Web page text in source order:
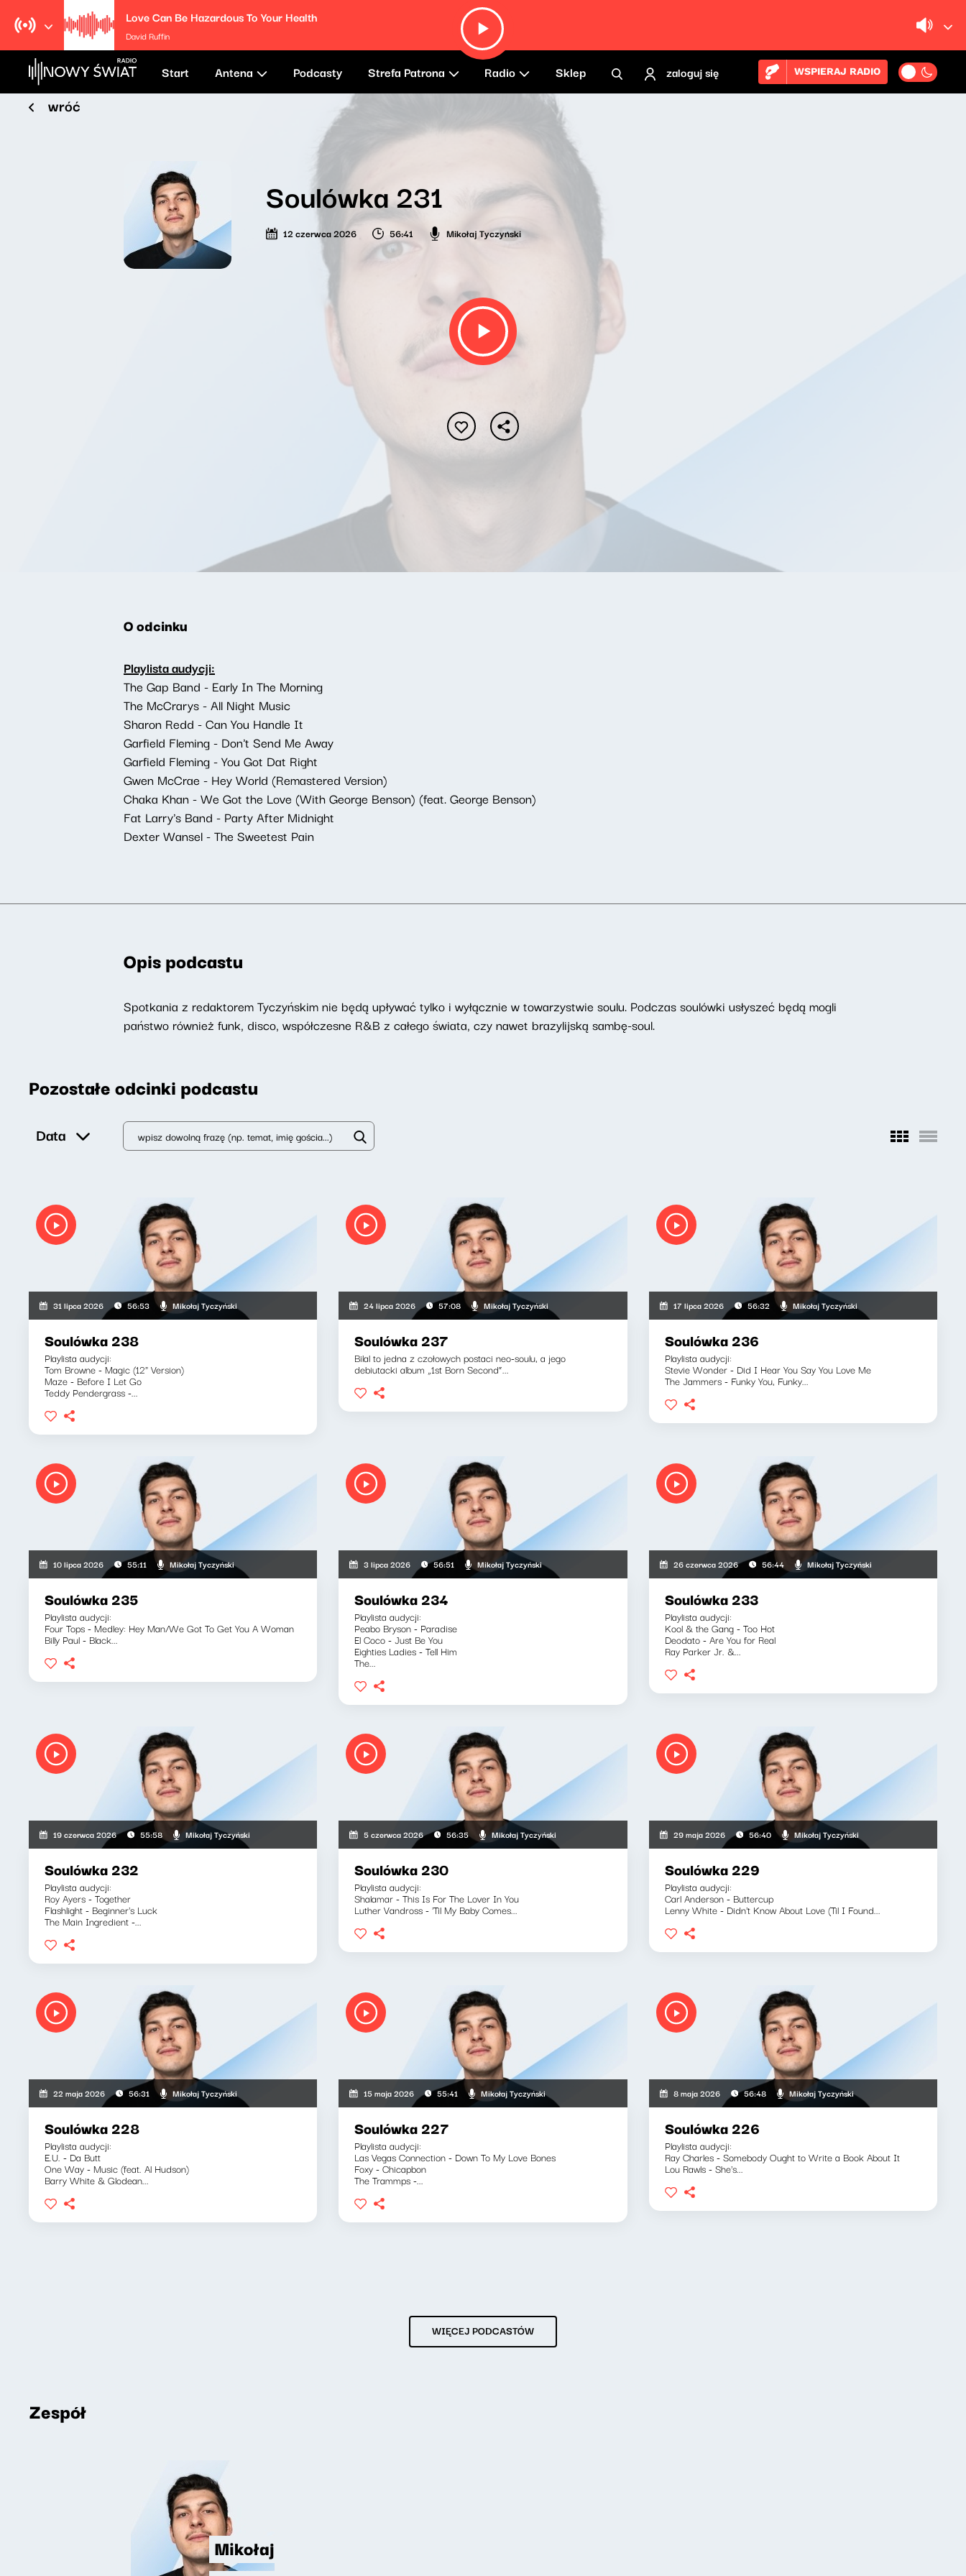
Love Can Be Hazardous To Your Health
David Ruffin
Start Antena Podcasty Strefa Patrona Radio Sklep zaloguj się WSPIERAJ RADIO
wróć
Soulówka 231
12 czerwca 2026 56:41 Mikołaj Tyczyński
O odcinku
Playlista audycji:
The Gap Band - Early In The Morning
The McCrarys - All Night Music
Sharon Redd - Can You Handle It
Garfield Fleming - Don't Send Me Away
Garfield Fleming - You Got Dat Right
Gwen McCrae - Hey World (Remastered Version)
Chaka Khan - We Got the Love (With George Benson) (feat. George Benson)
Fat Larry's Band - Party After Midnight
Dexter Wansel - The Sweetest Pain
Opis podcastu
Spotkania z redaktorem Tyczyńskim nie będą upływać tylko i wyłącznie w towarzystwie soulu. Podczas soulówki usłyszeć będą mogli
państwo również funk, disco, współczesne R&B z całego świata, czy nawet brazylijską sambę-soul.
Pozostałe odcinki podcastu
Data
31 lipca 2026 56:53 Mikołaj Tyczyński
Soulówka 238
Playlista audycji:
Tom Browne - Magic (12" Version)
Maze - Before I Let Go
Teddy Pendergrass -...
24 lipca 2026 57:08 Mikołaj Tyczyński
Soulówka 237
Bilal to jedna z czołowych postaci neo-soulu, a jego
debiutacki album „1st Born Second”...
17 lipca 2026 56:32 Mikołaj Tyczyński
Soulówka 236
Playlista audycji:
Stevie Wonder - Did I Hear You Say You Love Me
The Jammers - Funky You, Funky...
10 lipca 2026 55:11 Mikołaj Tyczyński
Soulówka 235
Playlista audycji:
Four Tops - Medley: Hey Man/We Got To Get You A Woman
Billy Paul - Black...
3 lipca 2026 56:51 Mikołaj Tyczyński
Soulówka 234
Playlista audycji:
Peabo Bryson - Paradise
El Coco - Just Be You
Eighties Ladies - Tell Him
The...
26 czerwca 2026 56:44 Mikołaj Tyczyński
Soulówka 233
Playlista audycji:
Kool & the Gang - Too Hot
Deodato - Are You for Real
Ray Parker Jr. &...
19 czerwca 2026 55:58 Mikołaj Tyczyński
Soulówka 232
Playlista audycji:
Roy Ayers - Together
Flashlight - Beginner's Luck
The Main Ingredient -...
5 czerwca 2026 56:35 Mikołaj Tyczyński
Soulówka 230
Playlista audycji:
Shalamar - This Is For The Lover In You
Luther Vandross - 'Til My Baby Comes...
29 maja 2026 56:40 Mikołaj Tyczyński
Soulówka 229
Playlista audycji:
Carl Anderson - Buttercup
Lenny White - Didn't Know About Love (Til I Found...
22 maja 2026 56:31 Mikołaj Tyczyński
Soulówka 228
Playlista audycji:
E.U. - Da Butt
One Way - Music (feat. Al Hudson)
Barry White & Glodean...
15 maja 2026 55:41 Mikołaj Tyczyński
Soulówka 227
Playlista audycji:
Las Vegas Connection - Down To My Love Bones
Foxy - Chicapbon
The Trammps -...
8 maja 2026 56:48 Mikołaj Tyczyński
Soulówka 226
Playlista audycji:
Ray Charles - Somebody Ought to Write a Book About It
Lou Rawls - She's...
WIĘCEJ PODCASTÓW
Zespół
Mikołaj